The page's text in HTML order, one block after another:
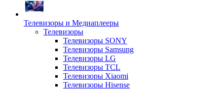
Телевизоры и Медиаплееры
Телевизоры
Телевизоры SONY
Телевизоры Samsung
Телевизоры LG
Телевизоры TCL
Телевизоры Xiaomi
Телевизоры Hisense